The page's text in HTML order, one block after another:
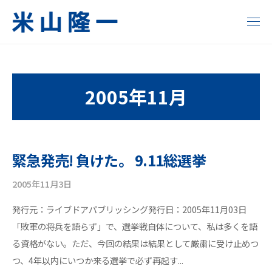
山
一
公
式
サ
イ
ト
変
が
わ
る
！
メ
2005年11月
緊急発売! 負けた。 9.11総選挙
2005年11月3日
y
o
n
e
発行元：ライブドアパブリッシング発行日：2005年11月03日
「敗軍の将兵を語らず」で、選挙戦自体について、私は多くを語
る資格がない。ただ、今回の結果は結果として厳粛に受け止めつ
つ、4年以内にいつか来る選挙で必ず再起す...